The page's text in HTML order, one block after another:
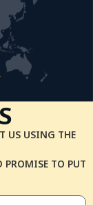
US USING THE
PROMISE TO PUT